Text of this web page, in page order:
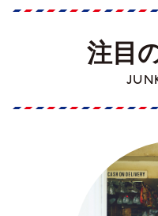
注目